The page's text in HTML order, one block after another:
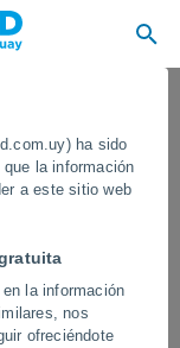
ha sido
la información
a este sitio web
la información
nos
ofreciéndote